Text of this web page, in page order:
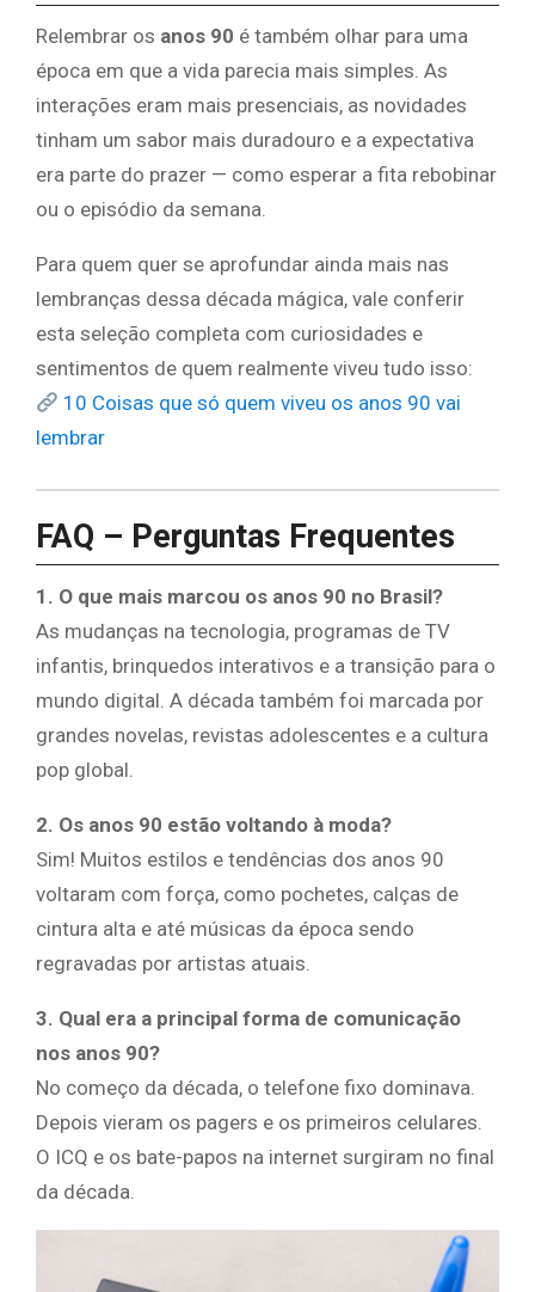
Relembrar os anos 90 é também olhar para uma
época em que a vida parecia mais simples. As
interações eram mais presenciais, as novidades
tinham um sabor mais duradouro e a expectativa
era parte do prazer — como esperar a fita rebobinar
ou o episódio da semana.
Para quem quer se aprofundar ainda mais nas
lembranças dessa década mágica, vale conferir
esta seleção completa com curiosidades e
sentimentos de quem realmente viveu tudo isso:
10 Coisas que só quem viveu os anos 90 vai
lembrar
FAQ – Perguntas Frequentes
1. O que mais marcou os anos 90 no Brasil?
As mudanças na tecnologia, programas de TV
infantis, brinquedos interativos e a transição para o
mundo digital. A década também foi marcada por
grandes novelas, revistas adolescentes e a cultura
pop global.
2. Os anos 90 estão voltando à moda?
Sim! Muitos estilos e tendências dos anos 90
voltaram com força, como pochetes, calças de
cintura alta e até músicas da época sendo
regravadas por artistas atuais.
3. Qual era a principal forma de comunicação
nos anos 90?
No começo da década, o telefone fixo dominava.
Depois vieram os pagers e os primeiros celulares.
O ICQ e os bate-papos na internet surgiram no final
da década.